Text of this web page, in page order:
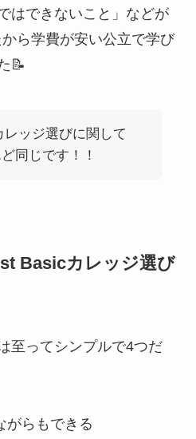
はできないこと」などが
ら学費が安い公立で学び
📝
レッジ選びに関して
同じです！！
Basicカレッジ選び
至ってシンプルで4つだ
がらもできる